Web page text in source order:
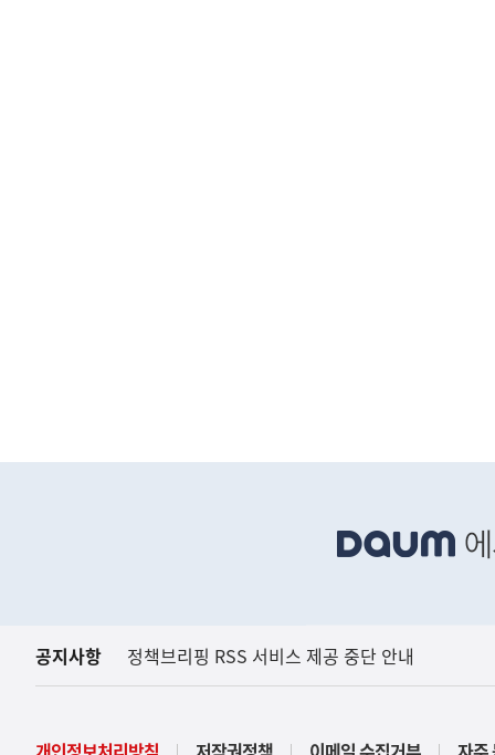
공지사항 정책브리핑 RSS 서비스 제공 중단 안내